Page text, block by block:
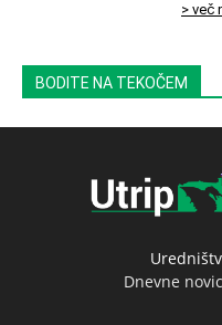
> več
BODITE NA TEKOČEM
Dnevne